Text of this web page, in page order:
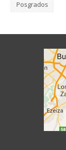
Posgrados